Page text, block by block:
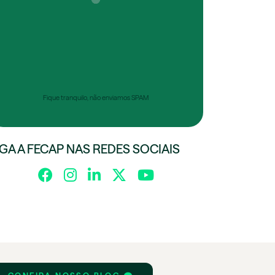
Fique tranquilo, não enviamos SPAM
A FECAP NAS REDES SOCIAIS